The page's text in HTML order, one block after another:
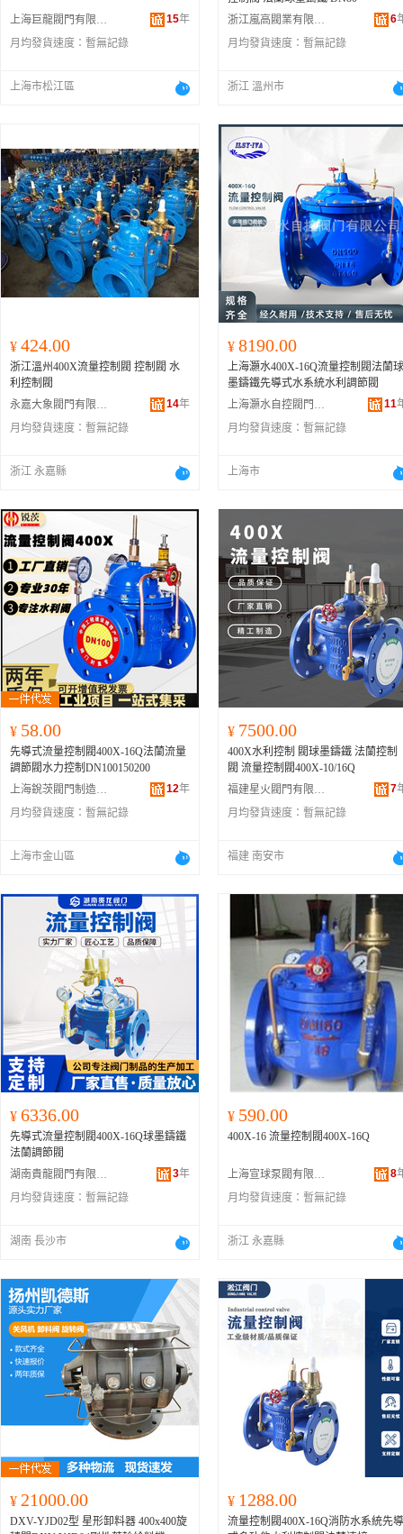
上海巨龍閥門有限公司 15年
月均發貨速度： 暫無記錄
上海市松江區
浙江嵐高閥業有限公司
6
月均發貨速度： 暫無記錄
浙江 溫州市
¥ 424.00
浙江溫州400X流量控制閥 控制閥 水
利控制閥
永嘉大象閥門有限公司
14年
月均發貨速度： 暫無記錄
浙江 永嘉縣
¥ 8190.00
上海灝水400X-16Q流量控制閥法蘭球
墨鑄鐵先導式水系統水利調節閥
上海灝水自控閥門有限公司
11
月均發貨速度： 暫無記錄
上海市
¥ 58.00
先導式流量控制閥400X-16Q法蘭流量
調節閥水力控制DN100150200
上海銳茨閥門制造有限公司
12年
月均發貨速度： 暫無記錄
上海市金山區
¥ 7500.00
400X水利控制 閥球墨鑄鐵 法蘭控制
閥 流量控制閥400X-10/16Q
福建星火閥門有限公司
7
月均發貨速度： 暫無記錄
福建 南安市
¥ 6336.00
先導式流量控制閥400X-16Q球墨鑄鐵
法蘭調節閥
湖南貴龍閥門有限公司
3年
月均發貨速度： 暫無記錄
湖南 長沙市
¥ 590.00
400X-16 流量控制閥400X-16Q
上海宣球泵閥有限公司 8
月均發貨速度： 暫無記錄
浙江 永嘉縣
¥ 21000.00
DXV-YJD02型 星形卸料器 400x400旋
¥ 1288.00
流量控制閥400X-16Q消防水系統先導